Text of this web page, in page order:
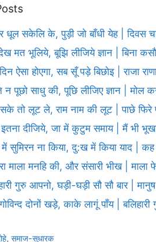
धूल सकेलि के, पुड़ी जो बाँधी येह | दिवस
मत भूलिये, बूझि लीजिये ज्ञान | बिना
ऐसा होएगा, सब सूँ पड़े बिछोइ | राजा
न पूछो साधु की, पूछि लीजिए ज्ञान | मोल
तो लूट ले, राम नाम की लूट | पाछे फिरे
इतना दीजिये, जा में कुटुम समाय | मैं भी
सुमिरन ना किया, दु:ख में किया याद | कह
माला मनहि की, और संसारी भीख |
गुरु आपनो, घड़ी-घड़ी सौ सौ बार |
दोनों खड़े, काके लागूं पाँय | बलिहारी
,समाज-सुधारक